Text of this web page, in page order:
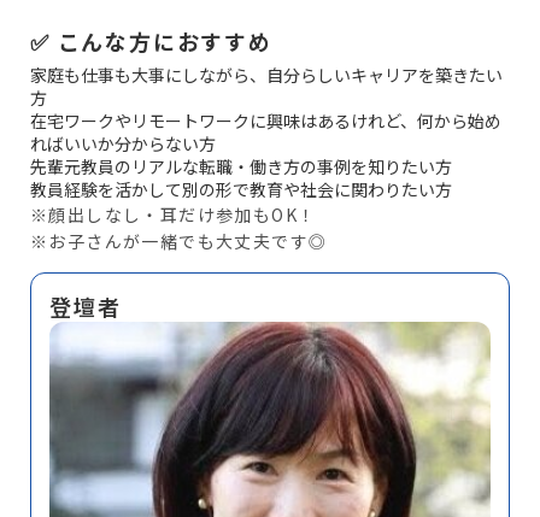
✅ こんな方におすすめ
家庭も仕事も大事にしながら、自分らしいキャリアを築きたい
方
在宅ワークやリモートワークに興味はあるけれど、何から始め
ればいいか分からない方
先輩元教員のリアルな転職・働き方の事例を知りたい方
教員経験を活かして別の形で教育や社会に関わりたい方
※顔出しなし・耳だけ参加もOK！
※お子さんが一緒でも大丈夫です◎
登壇者